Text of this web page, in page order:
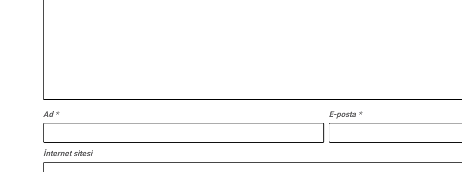
Ad * E-posta *
İnternet sitesi